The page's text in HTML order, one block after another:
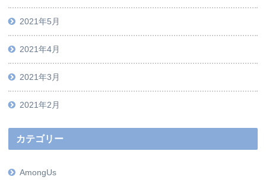
2021年5月
2021年4月
2021年3月
2021年2月
カテゴリー
AmongUs